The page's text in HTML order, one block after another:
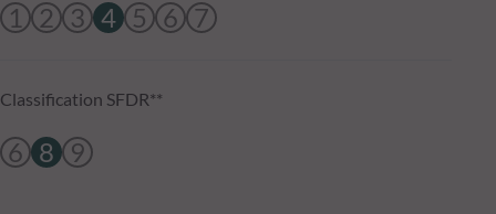
1 2 3 4 5 6 7
Classification SFDR**
6 8 9